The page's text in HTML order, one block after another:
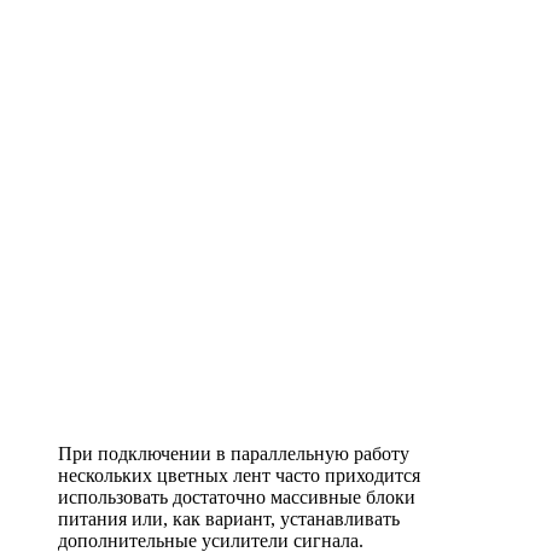
При подключении в параллельную работу
нескольких цветных лент часто приходится
использовать достаточно массивные блоки
питания или, как вариант, устанавливать
дополнительные усилители сигнала.